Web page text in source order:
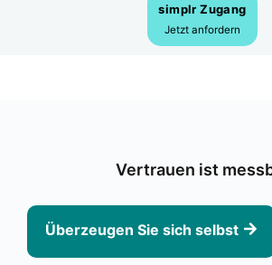
sim­plr Zugang
Jetzt anfor­dern
Ver­trau­en ist
Über­zeu­gen Sie sich selbst